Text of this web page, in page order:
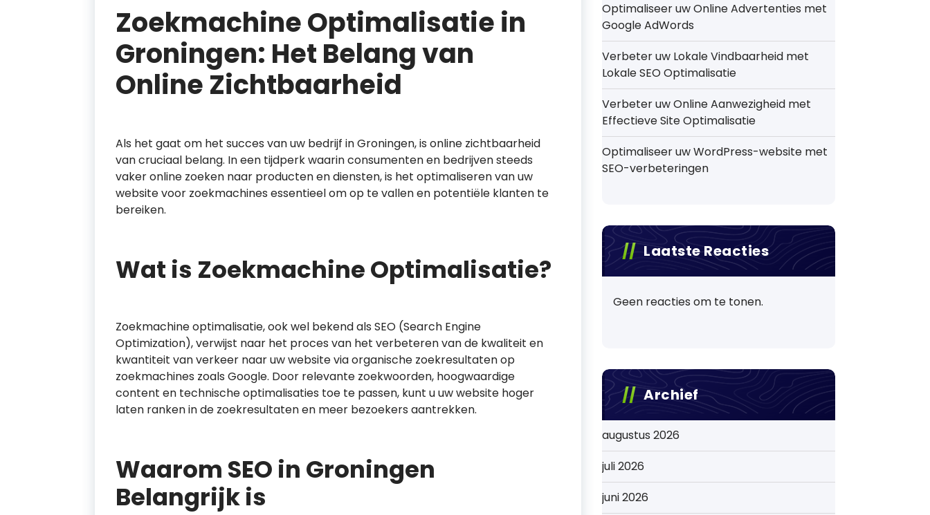
Zoekmachine Optimalisatie in
Groningen: Het Belang van
Online Zichtbaarheid
Als het gaat om het succes van uw bedrijf in Groningen, is online zichtbaarheid
van cruciaal belang. In een tijdperk waarin consumenten en bedrijven steeds
vaker online zoeken naar producten en diensten, is het optimaliseren van uw
website voor zoekmachines essentieel om op te vallen en potentiële klanten te
bereiken.
Wat is Zoekmachine Optimalisatie?
Zoekmachine optimalisatie, ook wel bekend als SEO (Search Engine
Optimization), verwijst naar het proces van het verbeteren van de kwaliteit en
kwantiteit van verkeer naar uw website via organische zoekresultaten op
zoekmachines zoals Google. Door relevante zoekwoorden, hoogwaardige
content en technische optimalisaties toe te passen, kunt u uw website hoger
laten ranken in de zoekresultaten en meer bezoekers aantrekken.
Waarom SEO in Groningen
Belangrijk is
Optimaliseer uw Online Advertenties met
Google AdWords
Verbeter uw Lokale Vindbaarheid met
Lokale SEO Optimalisatie
Verbeter uw Online Aanwezigheid met
Effectieve Site Optimalisatie
Optimaliseer uw WordPress-website met
SEO-verbeteringen
Laatste Reacties
Geen reacties om te tonen.
Archief
augustus 2026
juli 2026
juni 2026